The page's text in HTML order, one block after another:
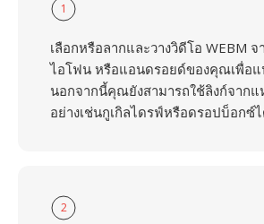
1
เลือกหรือลากและวางวิดีโอ WEBM
ไอโฟน หรือแอนดรอยด์ของคุณเพื่อแ
นอกจากนี้คุณยังสามารถใช้ลิงก์จาก
อย่างเช่นกูเกิลไดรฟ์หรือดรอปบ็อกซ์
2